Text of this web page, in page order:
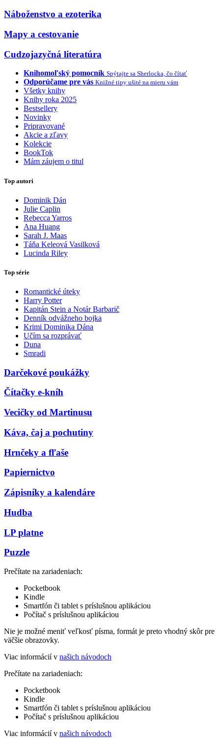
Náboženstvo a ezoterika
Mapy a cestovanie
Cudzojazyčná literatúra
Knihomoľský pomocník Spýtajte sa Sherlocka, čo čítať
Odporúčame pre vás Knižné tipy ušité na mieru vám
Všetky knihy
Knihy roka 2025
Bestsellery
Novinky
Pripravované
Akcie a zľavy
Kolekcie
BookTok
Mám záujem o titul
Top autori
Dominik Dán
Julie Caplin
Rebecca Yarros
Ana Huang
Sarah J. Maas
Táňa Keleová Vasilková
Lucinda Riley
Top série
Romantické úteky
Harry Potter
Kapitán Stein a Notár Barbarič
Denník odvážneho bojka
Krimi Dominika Dána
Učím sa rozprávať
Duna
Smradi
Darčekové poukážky
Čítačky e-kníh
Vecičky od Martinusu
Káva, čaj a pochutiny
Hrnčeky a fľaše
Papiernictvo
Zápisníky a kalendáre
Hudba
LP platne
Puzzle
Prečítate na zariadeniach:
Pocketbook
Kindle
Smartfón či tablet s príslušnou aplikáciou
Počítač s príslušnou aplikáciou
Nie je možné meniť veľkosť písma, formát je preto vhodný skôr pre
väčšie obrazovky.
Viac informácií v našich návodoch
Prečítate na zariadeniach:
Pocketbook
Kindle
Smartfón či tablet s príslušnou aplikáciou
Počítač s príslušnou aplikáciou
Viac informácií v našich návodoch